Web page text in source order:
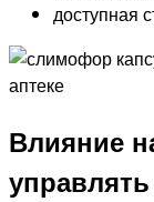
доступная
Влияние